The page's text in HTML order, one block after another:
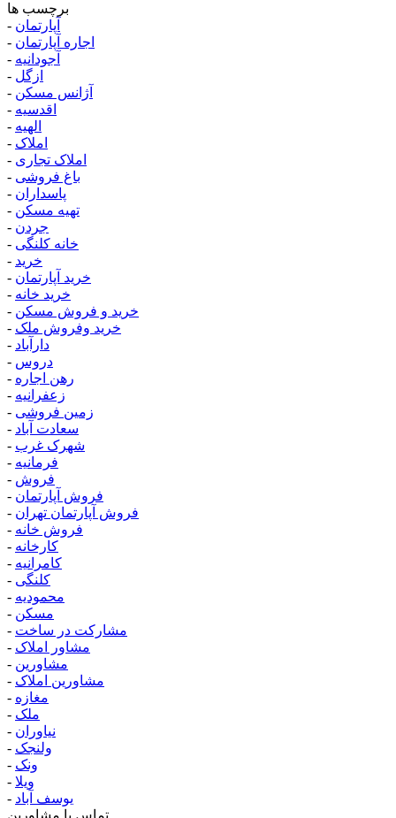
برچسب ها
- آپارتمان
- اجاره آپارتمان
- آجودانیه
- ازگل
- آژانس مسکن
- اقدسیه
- الهیه
- املاک
- املاک تجاری
- باغ فروشی
- پاسداران
- تهیه مسکن
- جردن
- خانه کلنگی
- خرید
- خرید آپارتمان
- خرید خانه
- خرید و فروش مسکن
- خرید وفروش ملک
- دارآباد
- دروس
- رهن اجاره
- زعفرانیه
- زمین فروشی
- سعادت آباد
- شهرک غرب
- فرمانیه
- فروش
- فروش آپارتمان
- فروش آپارتمان تهران
- فروش خانه
- کارخانه
- کامرانیه
- کلنگی
- محمودیه
- مسکن
- مشارکت در ساخت
- مشاور املاک
- مشاورین
- مشاورین املاک
- مغازه
- ملک
- نیاوران
- ولنجک
- ونک
- ویلا
- یوسف آباد
تماس با مشاورین